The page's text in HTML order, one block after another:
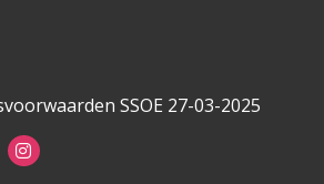
SSOE 27-03-2025